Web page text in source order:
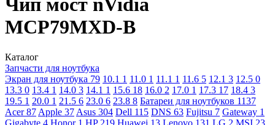
Чип мост nVidia
MCP79MXD-B
Каталог
Запчасти для ноутбука
Экран для ноутбука 79 10.1 1 11.0 1 11.1 1 11.6 5 12.1 3 12.5 0
13.3 0 13.4 1 14.0 3 14.1 1 15.6 18 16.0 2 17.0 1 17.3 17 18.4 3
19.5 1 20.0 1 21.5 6 23.0 6 23.8 8 Батареи для ноутбуков 1137
Acer87 Apple 37 Asus 304 Dell 115 DNS 63 Fujitsu 7 Gateway 1
Gigabyte 4 Honor 1 HP 219 Huawei 13 Lenovo 131 LG 2 MSI 23